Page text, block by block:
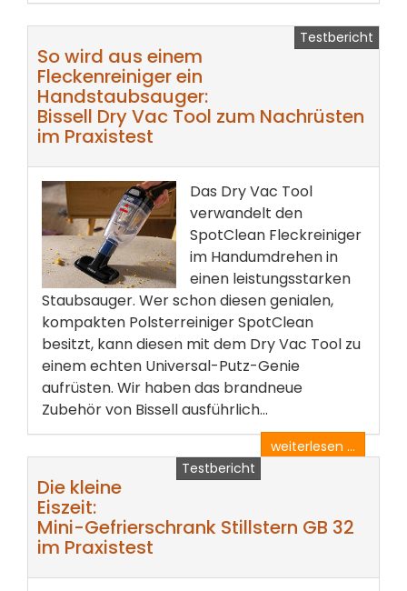
Testbericht
So wird aus einem
Fleckenreiniger ein
Handstaubsauger:
Bissell Dry Vac Tool zum Nachrüsten
im Praxistest
Das Dry Vac Tool
verwandelt den
SpotClean Fleckreiniger
im Handumdrehen in
einen leistungsstarken
Staubsauger. Wer schon diesen genialen,
kompakten Polsterreiniger SpotClean
besitzt, kann diesen mit dem Dry Vac Tool zu
einem echten Universal-Putz-Genie
aufrüsten. Wir haben das brandneue
Zubehör von Bissell ausführlich...
weiterlesen ...
Testbericht
Die kleine
Eiszeit:
Mini-Gefrierschrank Stillstern GB 32
im Praxistest